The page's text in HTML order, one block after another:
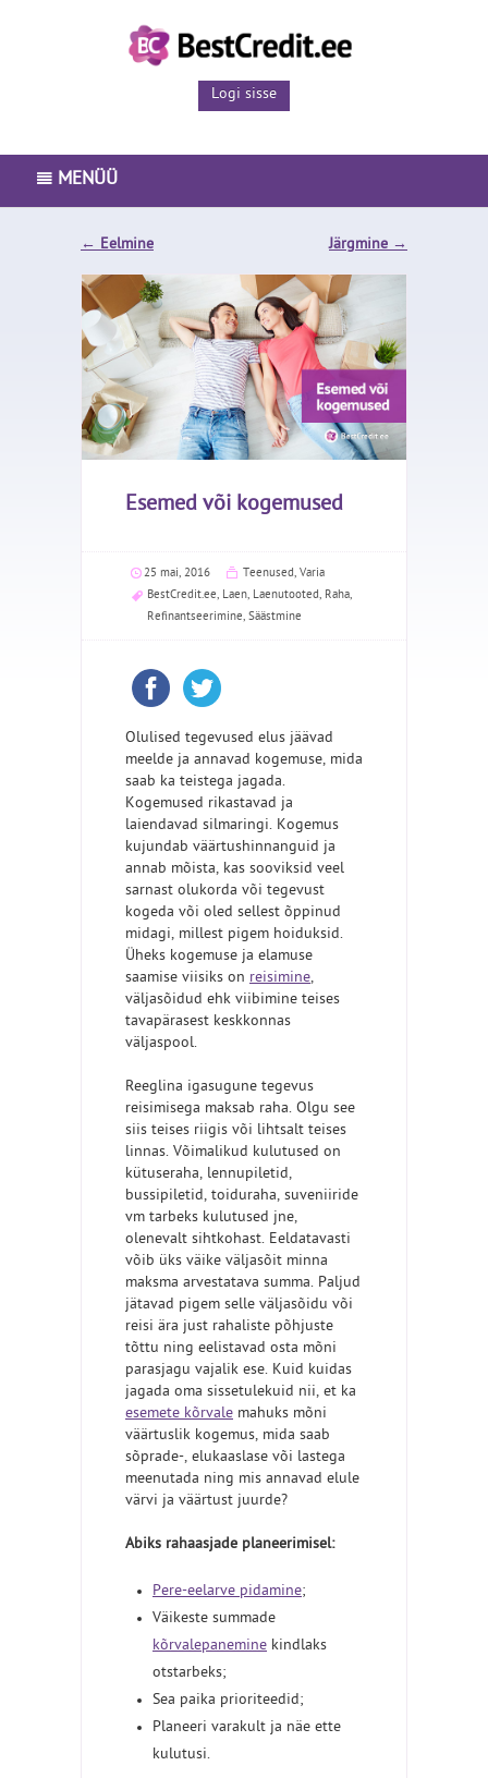
Logi sisse
MENÜÜ
PEAMENÜÜ
LAENUTOOTED
ISETEENINDUS
ETTEVÕTTEST
BLOGI
←Eelmine Järgmine→
Esemed või kogemused
25 mai, 2016 Teenused, Varia
BestCredit.ee, Laen, Laenutooted, Raha,
Refinantseerimine, Säästmine
Olulised tegevused elus jäävad
meelde ja annavad kogemuse, mida
saab ka teistega jagada.
Kogemused rikastavad ja
laiendavad silmaringi. Kogemus
kujundab väärtushinnanguid ja
annab mõista, kas sooviksid veel
sarnast olukorda või tegevust
kogeda või oled sellest õppinud
midagi, millest pigem hoiduksid.
Üheks kogemuse ja elamuse
saamise viisiks on reisimine,
väljasõidud ehk viibimine teises
tavapärasest keskkonnas
väljaspool.
Reeglina igasugune tegevus
reisimisega maksab raha. Olgu see
siis teises riigis või lihtsalt teises
linnas. Võimalikud kulutused on
kütuseraha, lennupiletid,
bussipiletid, toiduraha, suveniiride
vm tarbeks kulutused jne,
olenevalt sihtkohast. Eeldatavasti
võib üks väike väljasõit minna
maksma arvestatava summa. Paljud
jätavad pigem selle väljasõidu või
reisi ära just rahaliste põhjuste
tõttu ning eelistavad osta mõni
parasjagu vajalik ese. Kuid kuidas
jagada oma sissetulekuid nii, et ka
esemete kõrvale mahuks mõni
väärtuslik kogemus, mida saab
sõprade-, elukaaslase või lastega
meenutada ning mis annavad elule
värvi ja väärtust juurde?
Abiks rahaasjade planeerimisel:
Pere-eelarve pidamine;
Väikeste summade
kõrvalepanemine kindlaks
otstarbeks;
Sea paika prioriteedid;
Planeeri varakult ja näe ette
kulutusi.